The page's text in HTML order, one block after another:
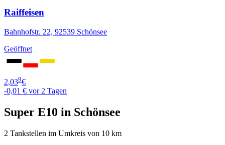
Raiffeisen
Bahnhofstr. 22, 92539 Schönsee
Geöffnet
2,039€
-0,01 € vor 2 Tagen
Super E10 in Schönsee
2 Tankstellen im Umkreis von 10 km